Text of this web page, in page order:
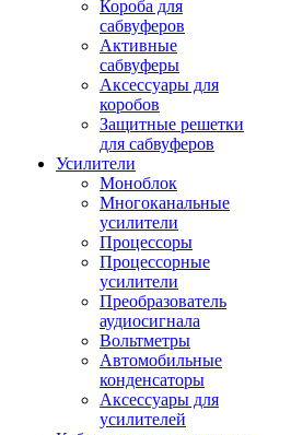
Короба для
сабвуферов
Активные
сабвуферы
Аксессуары для
коробов
Защитные решетки
для сабвуферов
Усилители
Моноблок
Многоканальные
усилители
Процессоры
Процессорные
усилители
Преобразователь
аудиосигнала
Вольтметры
Автомобильные
конденсаторы
Аксессуары для
усилителей